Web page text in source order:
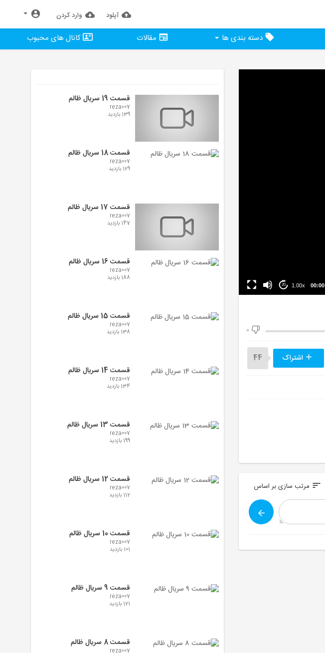
آپلود وارد كردن
دسته بندی ها مقالات کانال های محبوب
00:00
1.00x
20
قسمت 19 سریال ظالم
reza007
139 بازدید
قسمت 18 سریال ظالم
reza007
129 بازدید
قسمت 17 سریال ظالم
reza007
147 بازدید
قسمت 16 سریال ظالم
reza007
188 بازدید
قسمت 15 سریال ظالم
reza007
138 بازدید
قسمت 14 سریال ظالم
reza007
134 بازدید
قسمت 13 سریال ظالم
reza007
199 بازدید
قسمت 12 سریال ظالم
reza007
112 بازدید
قسمت 10 سریال ظالم
reza007
101 بازدید
قسمت 9 سریال ظالم
reza007
121 بازدید
قسمت 8 سریال ظالم
reza007
0
اشتراک 44
sort مرتب سازی بر اساس